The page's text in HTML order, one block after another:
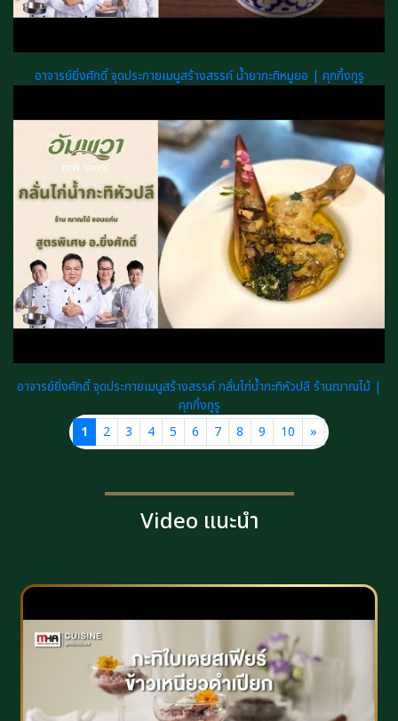
อาจารย์ยิ่งศักดิ์ จุดประกายเมนูสร้างสรรค์ น้ำยากะทิหมูยอ | คุกกิ้งกูรู
อาจารย์ยิ่งศักดิ์ จุดประกายเมนูสร้างสรรค์ กลั่นไก่น้ำกะทิหัวปลี ร้านฌาณไม้ |
คุกกิ้งกูรู
1
2 3 4 5 6 7 8 9 10 »
Video แนะนำ